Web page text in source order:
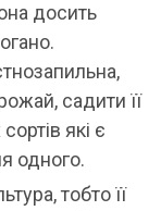
досить
садити її
які є
одного.
тобто її